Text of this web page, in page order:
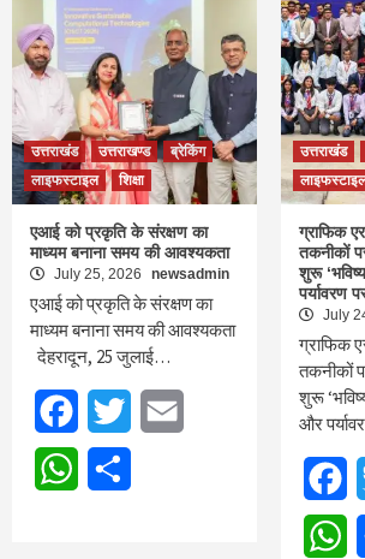
उत्तराखंड उत्तराखण्ड
ब्रेकिंग
लाइफस्टाइल
शिक्षा
एआई को प्रकृति के संरक्षण का
माध्यम बनाना समय की आवश्यकता
July 25, 2026 newsadmin
एआई को प्रकृति के संरक्षण का
माध्यम बनाना समय की आवश्यकता
देहरादून, 25 जुलाई…
FacebookTwitter
WhatsApp
उत्तराखंड
ग्राफिक
तकनीकों
शुरू
पर्यावरण
July
ग्राफिक
तकनीकों
शुरू
और